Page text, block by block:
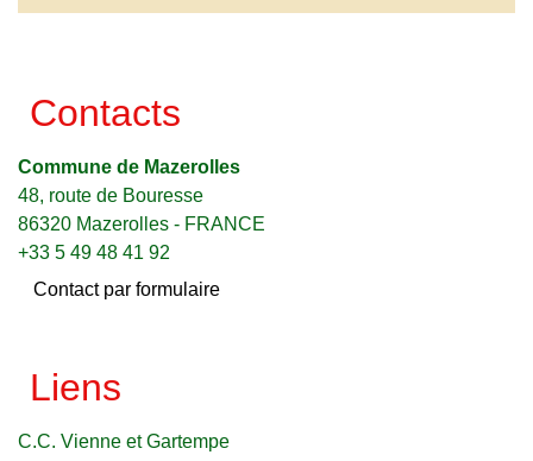
Contacts
Commune de Mazerolles
48, route de Bouresse
86320 Mazerolles - FRANCE
+33 5 49 48 41 92
Contact par formulaire
Liens
C.C. Vienne et Gartempe